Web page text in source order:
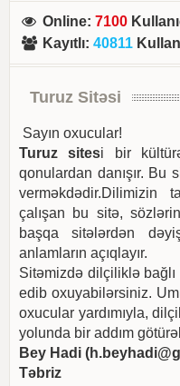
Online:7100
Kayıtlı:40811
Turuz Sitəsi
Sayın oxucular!
Turuz sitesi bir
qonulardan danışır. Bu
çalışan bu sitə,
başqa sitələrdən
anlamların açıqlayır.
Sitəmizdə dilçiliklə
edib oxuyabilərsiniz.
oxucular yardımıyla,
yolunda bir addım
Bey Hadi (
Təbriz